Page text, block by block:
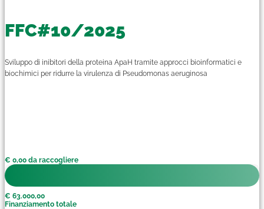
FFC#10/2025
Sviluppo di inibitori della proteina ApaH tramite approcci bioinformatici e
biochimici per ridurre la virulenza di Pseudomonas aeruginosa
€ 0,00 da raccogliere
€ 63.000,00
Finanziamento totale